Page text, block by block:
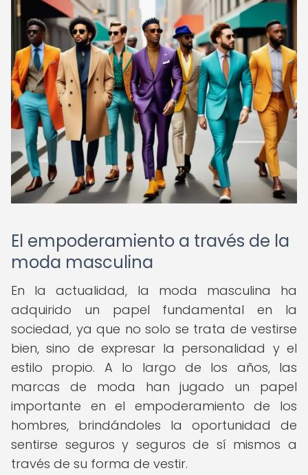
El empoderamiento a través de la
moda masculina
En la actualidad, la moda masculina ha
adquirido un papel fundamental en la
sociedad, ya que no solo se trata de vestirse
bien, sino de expresar la personalidad y el
estilo propio. A lo largo de los años, las
marcas de moda han jugado un papel
importante en el empoderamiento de los
hombres, brindándoles la oportunidad de
sentirse seguros y seguros de sí mismos a
través de su forma de vestir.